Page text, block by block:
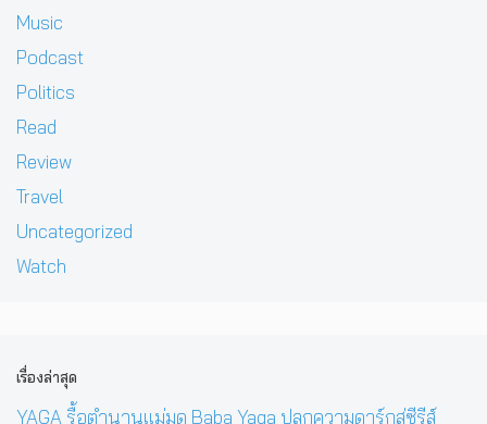
Music
Podcast
Politics
Read
Review
Travel
Uncategorized
Watch
เรื่องล่าสุด
YAGA รื้อตำนานแม่มด Baba Yaga ปลุกความดาร์กสู่ซีรีส์